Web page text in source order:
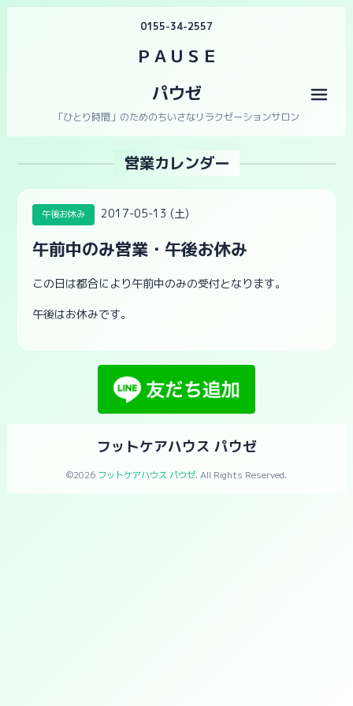
0155-34-2557
ＰＡＵＳＥ
パウゼ
「ひとり時間」のためのちいさなリラクゼーションサロン
営業カレンダー
午後お休み 2017-05-13 (土)
午前中のみ営業・午後お休み
この日は都合により午前中のみの受付となります。
午後はお休みです。
フットケアハウス パウゼ
©2026 フットケアハウス パウゼ. All Rights Reserved.